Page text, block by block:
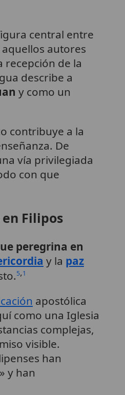
central entre
aquellos autores
recepción de la
describe a
y como un
contribuye a la
De
vía privilegiada
con que
Filipos
peregrina en
y la paz
5,1
apostólica
como una Iglesia
complejas,
visible.
han
y han